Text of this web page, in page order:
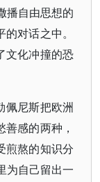
播自由思想的
对话之中。
文化冲撞的恐
佩尼斯把欧洲
感的两种，
煎熬的知识分
为自己留出一